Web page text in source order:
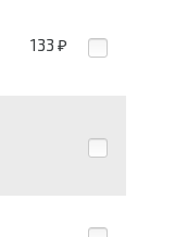
133 ₽